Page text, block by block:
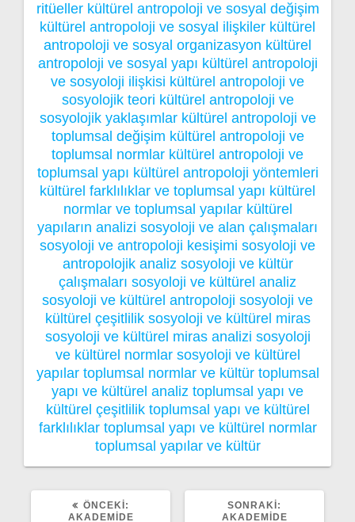
ritüeller kültürel antropoloji ve sosyal değişim
kültürel antropoloji ve sosyal ilişkiler kültürel
antropoloji ve sosyal organizasyon kültürel
antropoloji ve sosyal yapı kültürel antropoloji
ve sosyoloji ilişkisi kültürel antropoloji ve
sosyolojik teori kültürel antropoloji ve
sosyolojik yaklaşımlar kültürel antropoloji ve
toplumsal değişim kültürel antropoloji ve
toplumsal normlar kültürel antropoloji ve
toplumsal yapı kültürel antropoloji yöntemleri
kültürel farklılıklar ve toplumsal yapı kültürel
normlar ve toplumsal yapılar kültürel
yapıların analizi sosyoloji ve alan çalışmaları
sosyoloji ve antropoloji kesişimi sosyoloji ve
antropolojik analiz sosyoloji ve kültür
çalışmaları sosyoloji ve kültürel analiz
sosyoloji ve kültürel antropoloji sosyoloji ve
kültürel çeşitlilik sosyoloji ve kültürel miras
sosyoloji ve kültürel miras analizi sosyoloji
ve kültürel normlar sosyoloji ve kültürel
yapılar toplumsal normlar ve kültür toplumsal
yapı ve kültürel analiz toplumsal yapı ve
kültürel çeşitlilik toplumsal yapı ve kültürel
farklılıklar toplumsal yapı ve kültürel normlar
toplumsal yapılar ve kültür
ÖNCEKI:
YAZI:
AKADEMIDE
SONRAKI:
YAZI:
AKADEMIDE